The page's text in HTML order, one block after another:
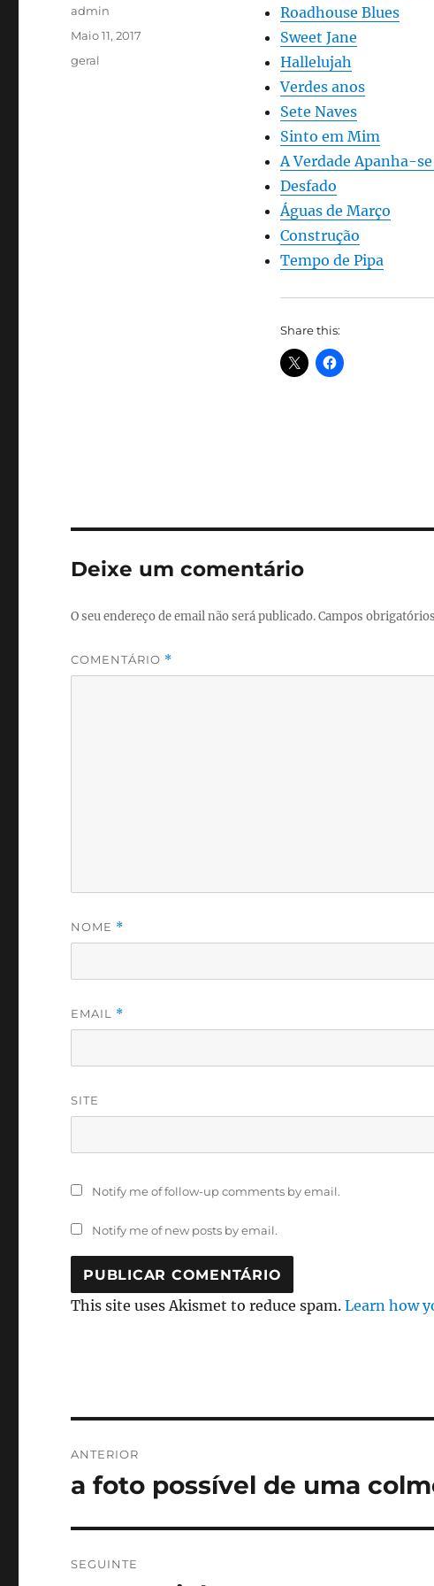
Roadhouse Blues
Sweet Jane
Hallelujah
Verdes anos
Sete Naves
Sinto em Mim
A Verdade Apanha-
Desfado
Águas de Março
Construção
Tempo de Pipa
Share this:
Autor
admin
Publicado
Maio 11, 2017
Categorias
geral
Deixe um comentário
O seu endereço de email não será publicado.Campos
COMENTÁRIO *
NOME *
EMAIL *
SITE
Notify me of follow-up comments by email.
Notify me of new posts by email.
This site uses Akismet to reduce spam.Learn how
de
ANTERIOR
Artigo
a foto possível de uma
SEGUINTE